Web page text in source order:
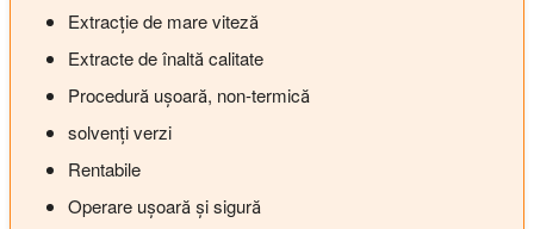
Extracție de mare viteză
Extracte de înaltă calitate
Procedură ușoară, non-termică
solvenți verzi
Rentabile
Operare ușoară și sigură